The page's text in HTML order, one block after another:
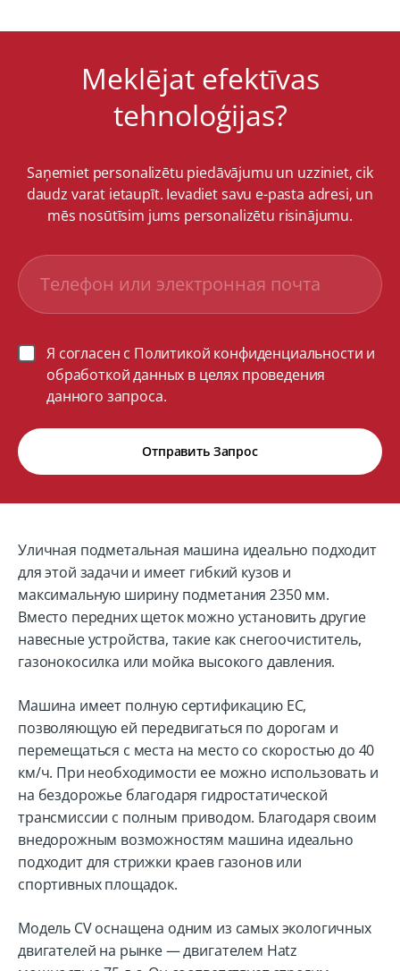
Meklējat efektīvas
tehnoloģijas?
Saņemiet personalizētu piedāvājumu un uzziniet, cik
daudz varat ietaupīt. Ievadiet savu e-pasta adresi, un
mēs nosūtīsim jums personalizētu risinājumu.
Я согласен с Политикой конфиденциальности и
обработкой данных в целях проведения
данного запроса.
Отправить Запрос
Уличная подметальная машина идеально подходит
для этой задачи и имеет гибкий кузов и
максимальную ширину подметания 2350 мм.
Вместо передних щеток можно установить другие
навесные устройства, такие как снегоочиститель,
газонокосилка или мойка высокого давления.
Машина имеет полную сертификацию ЕС,
позволяющую ей передвигаться по дорогам и
перемещаться с места на место со скоростью до 40
км/ч. При необходимости ее можно использовать и
на бездорожье благодаря гидростатической
трансмиссии с полным приводом. Благодаря своим
внедорожным возможностям машина идеально
подходит для стрижки краев газонов или
спортивных площадок.
Модель CV оснащена одним из самых экологичных
двигателей на рынке — двигателем Hatz